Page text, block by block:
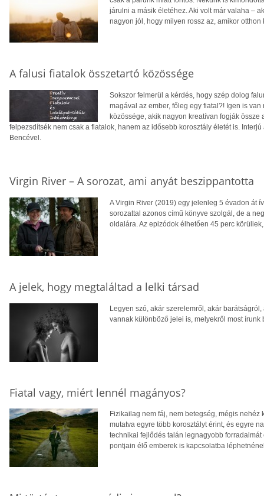
járulni a másik életéhez. Aki volt már valaha –
nagyon jól, hogy milyen rossz az, amikor otthon
A falusi fiatalok összetartó közössége
Sokszor felmerül a kérdés, hogy szép dolog
magával az ember, főleg egy fiatal?! Igen is
közössége, akik nagyon kreatívan fogják
felpezsdítsék nem csak a fiatalok, hanem az idősebb korosztály életét is.
Bencével.
Virgin River – A sorozat, ami anyát beszippantotta
A Virgin River (2019) egy jelenleg 5 évadon át
sorozattal azonos című könyve szolgál, de a
oldalára. Az epizódok élhetően 45 perc
A jelek, hogy megtaláltad a lelki társad
Legyen szó, akár szerelemről, akár
vannak különböző jelei is, melyekről most írunk
Fiatal vagy, miért lennél magányos?
Fizikailag nem fáj, nem betegség, mégis
mutatva egyre több korosztályt érint, és egyre
technikai fejlődés talán legnagyobb
pontjain élő emberek is kapcsolatba